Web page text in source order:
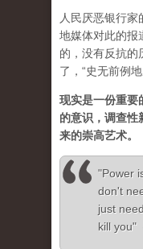
人民厌恶银行家
地媒体对此的报
的，没有反抗的
了，“史无前例
现实是一份重要
的意识，调查性
来的崇高艺术。
"Power
don't
just
kill you"